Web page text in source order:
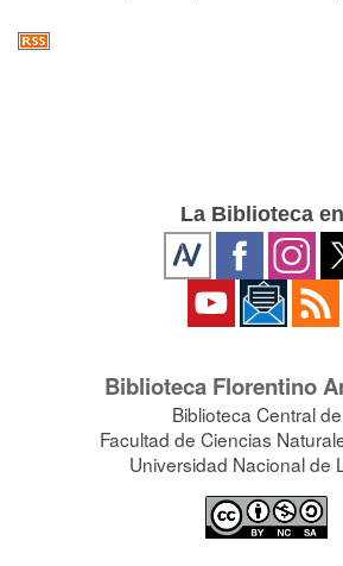
La Biblioteca
Biblioteca Florentino
Biblioteca Central
Facultad de Ciencias
Universidad Nacional de